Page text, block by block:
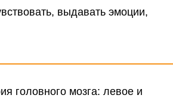
выдавать эмоции,
головного мозга: левое и